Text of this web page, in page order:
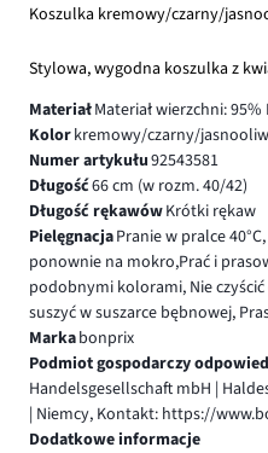
Koszulka kremowy/czarny/
Stylowa, wygodna koszulka z
MateriałMateriał wierzchni:
Kolorkremowy/czarny/
Numer artykułu92543581
Długość66 cm (w rozm. 40/42)
Długość rękawówKrótki rękaw
PielęgnacjaPranie w pralce
ponownie na mokro,Prać i
podobnymi kolorami, Nie czyścić
suszyć w suszarce bębnowej,
Markabonprix
Podmiot gospodarczy
Handelsgesellschaft mbH |
| Niemcy, Kontakt: https://
Dodatkowe informacje